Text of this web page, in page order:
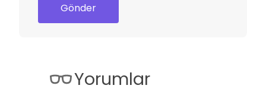
Gönder
Yorumlar